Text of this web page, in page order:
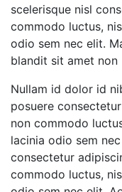
scelerisque nisl
commodo luctus,
odio sem nec elit.
blandit sit amet non
Nullam id dolor id
posuere
non commodo
lacinia odio sem
consectetur
commodo luctus,